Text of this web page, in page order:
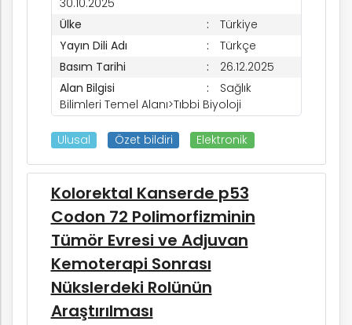
Ülke
Türkiye
Yayın Dili Adı
Türkçe
Basım Tarihi
26.12.2025
Alan Bilgisi
Sağlık
Bilimleri Temel Alanı>Tıbbi Biyoloji
Ulusal Özet bildiri Elektronik
Kolorektal Kanserde p53
Codon 72 Polimorfizminin
Tümör Evresi ve Adjuvan
Kemoterapi Sonrası
Nükslerdeki Rolünün
Araştırılması